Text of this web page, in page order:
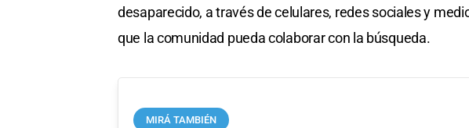
desaparecido, a través de celulares, redes sociales y
que la comunidad pueda colaborar con la búsqueda.
MIRÁ TAMBIÉN